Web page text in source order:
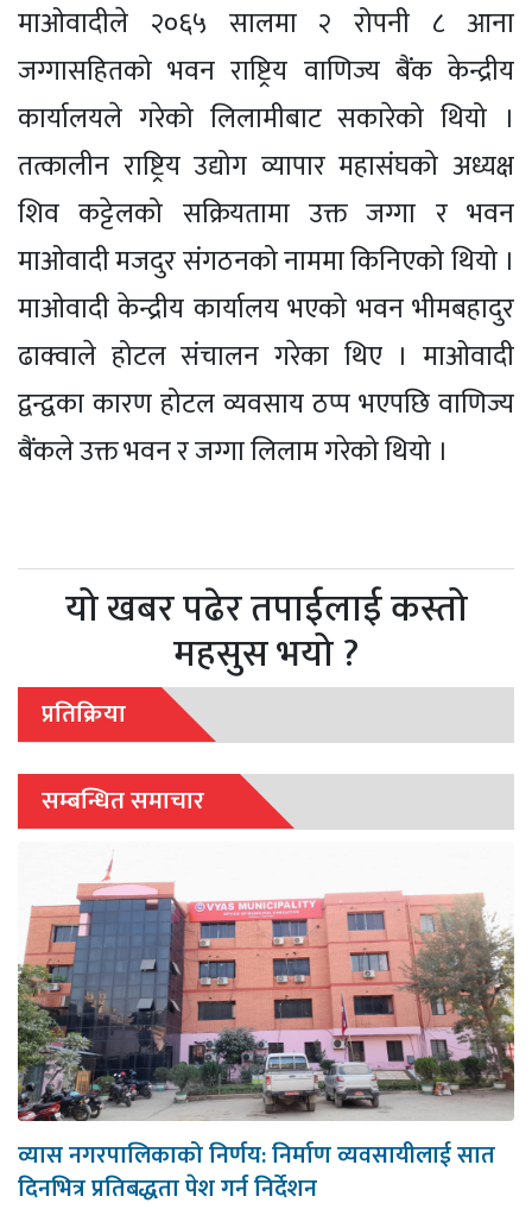
माओवादीले २०६५ सालमा २ रोपनी ८ आना
जग्गासहितको भवन राष्ट्रिय वाणिज्य बैंक केन्द्रीय
कार्यालयले गरेको लिलामीबाट सकारेको थियो ।
तत्कालीन राष्ट्रिय उद्योग व्यापार महासंघको अध्यक्ष
शिव कट्टेलको सक्रियतामा उक्त जग्गा र भवन
माओवादी मजदुर संगठनको नाममा किनिएको थियो ।
माओवादी केन्द्रीय कार्यालय भएको भवन भीमबहादुर
ढाक्वाले होटल संचालन गरेका थिए । माओवादी
द्वन्द्वका कारण होटल व्यवसाय ठप्प भएपछि वाणिज्य
बैंकले उक्त भवन र जग्गा लिलाम गरेको थियो ।
यो खबर पढेर तपाईलाई कस्तो
महसुस भयो ?
प्रतिक्रिया
सम्बन्धित समाचार
व्यास नगरपालिकाको निर्णय: निर्माण व्यवसायीलाई सात
दिनभित्र प्रतिबद्धता पेश गर्न निर्देशन